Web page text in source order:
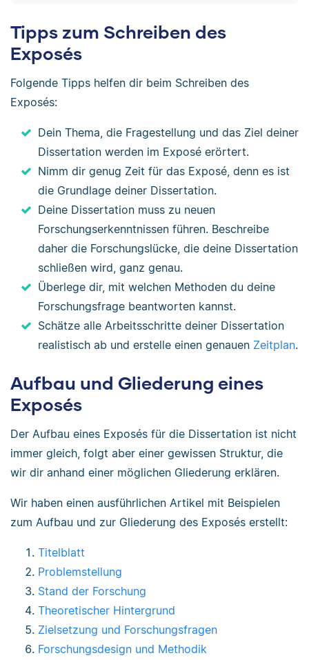
Tipps zum Schreiben des
Exposés
Folgende Tipps helfen dir beim Schreiben des
Exposés:
Dein Thema, die Fragestellung und das Ziel deiner
Dissertation werden im Exposé erörtert.
Nimm dir genug Zeit für das Exposé, denn es ist
die Grundlage deiner Dissertation.
Deine Dissertation muss zu neuen
Forschungserkenntnissen führen. Beschreibe
daher die Forschungslücke, die deine Dissertation
schließen wird, ganz genau.
Überlege dir, mit welchen Methoden du deine
Forschungsfrage beantworten kannst.
Schätze alle Arbeitsschritte deiner Dissertation
realistisch ab und erstelle einen genauen Zeitplan.
Aufbau und Gliederung eines
Exposés
Der Aufbau eines Exposés für die Dissertation ist nicht
immer gleich, folgt aber einer gewissen Struktur, die
wir dir anhand einer möglichen Gliederung erklären.
Wir haben einen ausführlichen Artikel mit Beispielen
zum Aufbau und zur Gliederung des Exposés erstellt:
Titelblatt
Problemstellung
Stand der Forschung
Theoretischer Hintergrund
Zielsetzung und Forschungsfragen
Forschungsdesign und Methodik